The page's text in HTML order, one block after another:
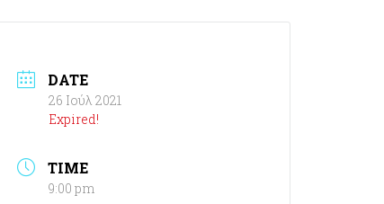
DATE
26 Ιούλ 2021
Expired!
TIME
9:00 pm